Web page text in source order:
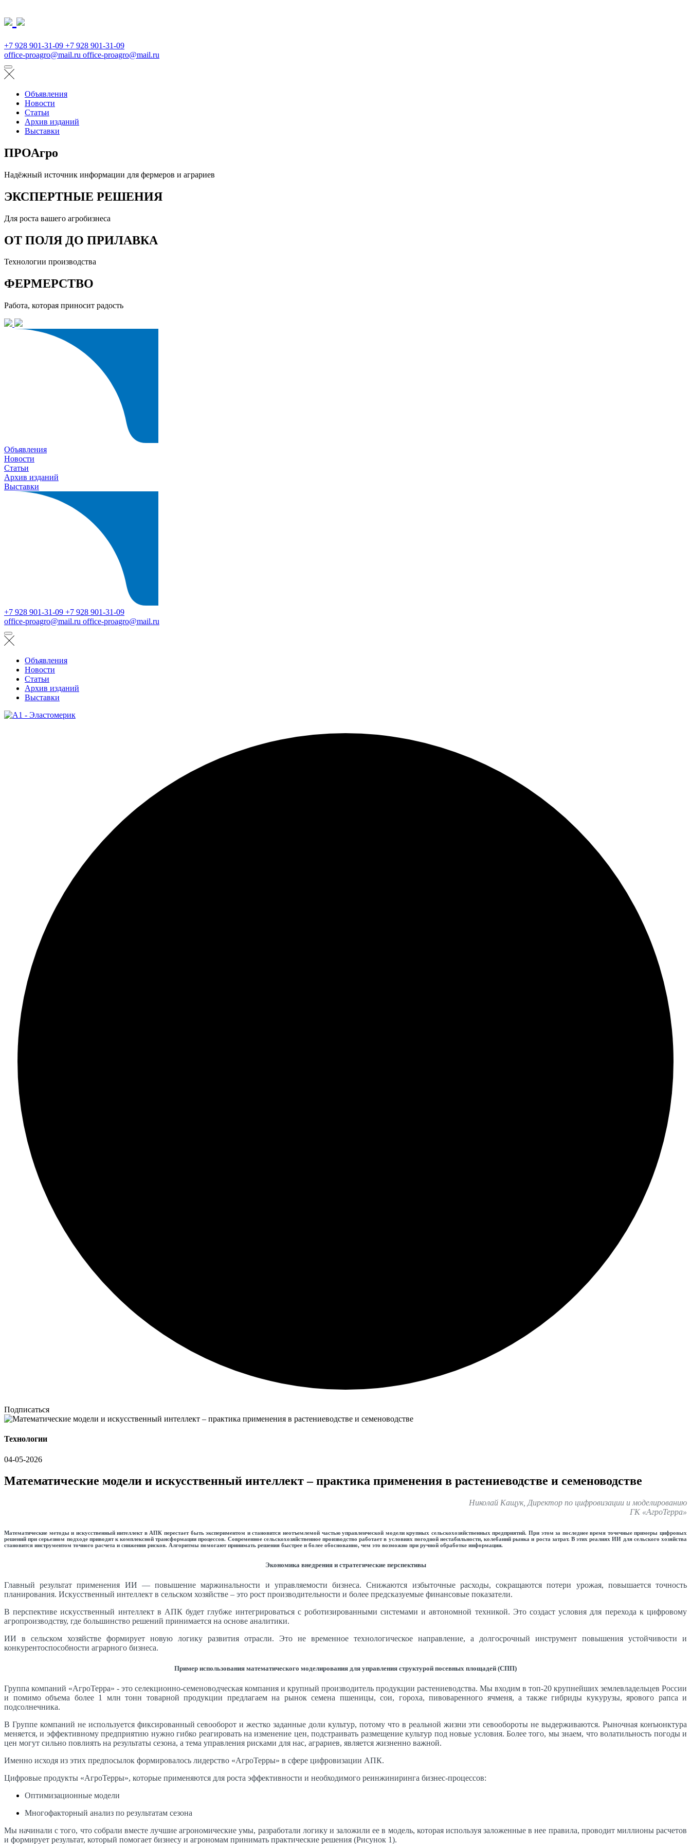
+7 928 901-31-09 +7 928 901-31-09
office-proagro@mail.ru office-proagro@mail.ru
Объявления
Новости
Статьи
Архив изданий
Выставки
ПРОАгро
Надёжный источник информации для фермеров и аграриев
ЭКСПЕРТНЫЕ РЕШЕНИЯ
Для роста вашего агробизнеса
ОТ ПОЛЯ ДО ПРИЛАВКА
Технологии производства
ФЕРМЕРСТВО
Работа, которая приносит радость
Объявления
Новости
Статьи
Архив изданий
Выставки
+7 928 901-31-09 +7 928 901-31-09
office-proagro@mail.ru office-proagro@mail.ru
Объявления
Новости
Статьи
Архив изданий
Выставки
Подписаться
Технологии
04-05-2026
Математические модели и искусственный интеллект – практика применения в растениеводстве и семеноводстве
Николай Кащук, Директор по цифровизации и моделированию
ГК «АгроТерра»
Математические методы и искусственный интеллект в АПК перестает быть экспериментом и становится неотъемлемой частью управленческой модели крупных сельскохозяйственных предприятий. При этом за последнее время точечные примеры цифровых
решений при серьезном подходе приводят к комплексной трансформации процессов. Современное сельскохозяйственное производство работает в условиях погодной нестабильности, колебаний рынка и роста затрат. В этих реалиях ИИ для сельского хозяйства
становится инструментом точного расчета и снижения рисков. Алгоритмы помогают принимать решения быстрее и более обоснованно, чем это возможно при ручной обработке информации.
Экономика внедрения и стратегические перспективы
Главный результат применения ИИ — повышение маржинальности и управляемости бизнеса. Снижаются избыточные расходы, сокращаются потери урожая, повышается точность
планирования. Искусственный интеллект в сельском хозяйстве – это рост производительности и более предсказуемые финансовые показатели.
В перспективе искусственный интеллект в АПК будет глубже интегрироваться с роботизированными системами и автономной техникой. Это создаст условия для перехода к цифровому
агропроизводству, где большинство решений принимается на основе аналитики.
ИИ в сельском хозяйстве формирует новую логику развития отрасли. Это не временное технологическое направление, а долгосрочный инструмент повышения устойчивости и
конкурентоспособности аграрного бизнеса.
Пример использования математического моделирования для управления структурой посевных площадей (СПП)
Группа компаний «АгроТерра» - это селекционно-семеноводческая компания и крупный производитель продукции растениеводства. Мы входим в топ-20 крупнейших землевладельцев России
и помимо объема более 1 млн тонн товарной продукции предлагаем на рынок семена пшеницы, сои, гороха, пивоваренного ячменя, а также гибриды кукурузы, ярового рапса и
подсолнечника.
В Группе компаний не используется фиксированный севооборот и жестко заданные доли культур, потому что в реальной жизни эти севообороты не выдерживаются. Рыночная конъюнктура
меняется, и эффективному предприятию нужно гибко реагировать на изменение цен, подстраивать размещение культур под новые условия. Более того, мы знаем, что волатильность погоды и
цен могут сильно повлиять на результаты сезона, а тема управления рисками для нас, аграриев, является жизненно важной.
Именно исходя из этих предпосылок формировалось лидерство «АгроТерры» в сфере цифровизации АПК.
Цифровые продукты «АгроТерры», которые применяются для роста эффективности и необходимого реинжиниринга бизнес-процессов:
Оптимизационные модели
Многофакторный анализ по результатам сезона
Мы начинали с того, что собрали вместе лучшие агрономические умы, разработали логику и заложили ее в модель, которая используя заложенные в нее правила, проводит миллионы расчетов
и формирует результат, который помогает бизнесу и агрономам принимать практические решения (Рисунок 1).